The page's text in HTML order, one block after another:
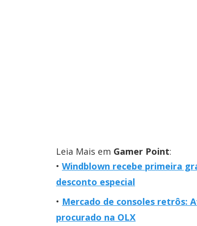
Leia Mais em Gamer Point:
Windblown recebe primeira
desconto especial
Mercado de consoles retrôs:
procurado na OLX